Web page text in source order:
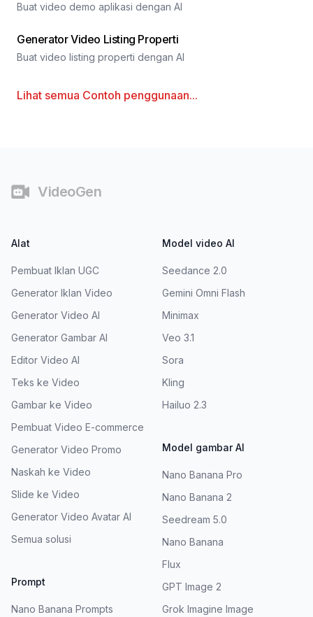
Buat video demo aplikasi dengan AI
Generator Video Listing Properti
Buat video listing properti dengan AI
Lihat semua Contoh penggunaan...
VideoGen
Alat
Pembuat Iklan UGC
Generator Iklan Video
Generator Video AI
Generator Gambar AI
Editor Video AI
Teks ke Video
Gambar ke Video
Pembuat Video E-commerce
Generator Video Promo
Naskah ke Video
Slide ke Video
Generator Video Avatar AI
Semua solusi
Prompt
Nano Banana Prompts
Model video AI
Seedance 2.0
Gemini Omni Flash
Minimax
Veo 3.1
Sora
Kling
Hailuo 2.3
Model gambar AI
Nano Banana Pro
Nano Banana 2
Seedream 5.0
Nano Banana
Flux
GPT Image 2
Grok Imagine Image